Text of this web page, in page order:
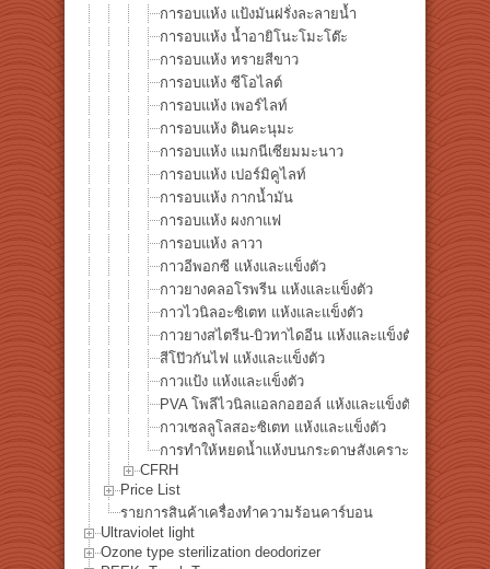
การอบแห้ง แป้งมันฝรั่งละลายน้ำ
การอบแห้ง น้ำอายิโนะโมะโต๊ะ
การอบแห้ง ทรายสีขาว
การอบแห้ง ซีโอไลต์
การอบแห้ง เพอร์ไลท์
การอบแห้ง ดินคะนุมะ
การอบแห้ง แมกนีเซียมมะนาว
การอบแห้ง เปอร์มิคูไลท์
การอบแห้ง กากน้ำมัน
การอบแห้ง ผงกาแฟ
การอบแห้ง ลาวา
กาวอีพอกซี แห้งและแข็งตัว
กาวยางคลอโรพรีน แห้งและแข็งตัว
กาวไวนิลอะซิเตท แห้งและแข็งตัว
กาวยางสไตรีน-บิวทาไดอีน แห้งและแข็งตัว
สีโป๊วกันไฟ แห้งและแข็งตัว
กาวแป้ง แห้งและแข็งตัว
PVA โพลีไวนิลแอลกอฮอล์ แห้งและแข็งตัว
กาวเซลลูโลสอะซิเตท แห้งและแข็งตัว
การทำให้หยดน้ำแห้งบนกระดาษสังเคราะห์ YUPO®
CFRH
Price List
รายการสินค้าเครื่องทำความร้อนคาร์บอน
Ultraviolet light
Ozone type sterilization deodorizer